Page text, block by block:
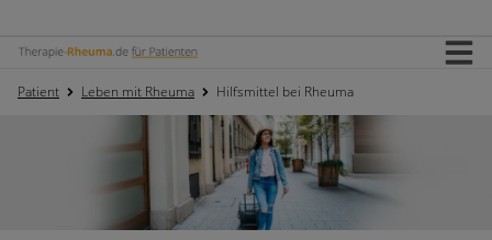
Startseite Patienten
Patient Leben mit Rheuma Hilfsmittel bei Rheuma